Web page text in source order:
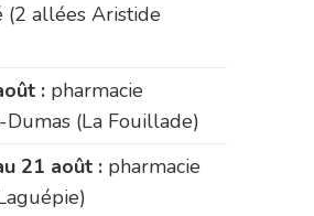
(2 allées Aristide
: pharmacie
(La Fouillade)
21 août : pharmacie